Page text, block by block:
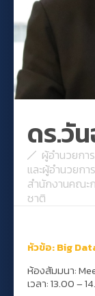
ดร.วั
ผู้อำนวยกา
และผู้อำนวยก
สำนักงานคณะ
ชาติ
หัวข้อ:Big
ห้องสัมมนา:
เวลา: 13.00 –